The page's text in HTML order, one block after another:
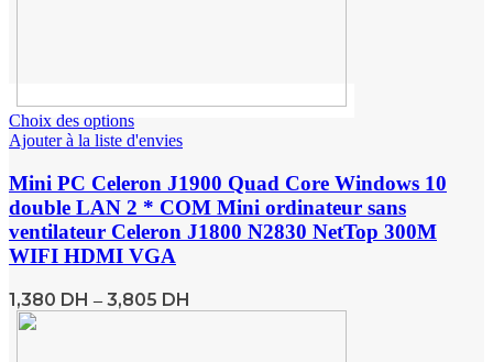
Choix des options
Ajouter à la liste d'envies
Mini PC Celeron J1900 Quad Core Windows 10
double LAN 2 * COM Mini ordinateur sans
ventilateur Celeron J1800 N2830 NetTop 300M
WIFI HDMI VGA
1,380 DH – 3,805 DH